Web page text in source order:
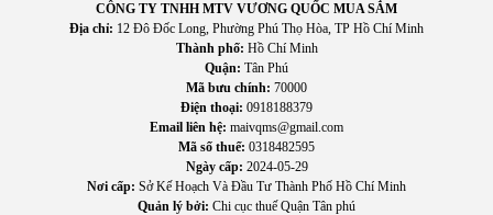
này ngay tại nhà chỉ với một chiếc cân thông minh Rapido
RSB07-S.
CÔNG TY TNHH MTV VƯƠNG QUỐC MUA SẮM
Địa chỉ: 12 Đô Đốc Long, Phường Phú Thọ Hòa, TP Hồ Chí Minh
Thành phố: Hồ Chí Minh
Quận: Tân Phú
Mã bưu chính: 70000
Điện thoại: 0918188379
Email liên hệ: maivqms@gmail.com
Mã số thuế: 0318482595
Ngày cấp: 2024-05-29
Nơi cấp: Sở Kế Hoạch Và Đầu Tư Thành Phố Hồ Chí Minh
Quản lý bởi: Chi cục thuế Quận Tân phú